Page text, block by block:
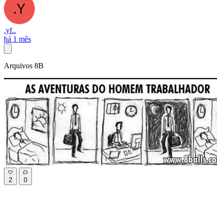
.yf..
há 1 mês
Arquivos 8B
2 0